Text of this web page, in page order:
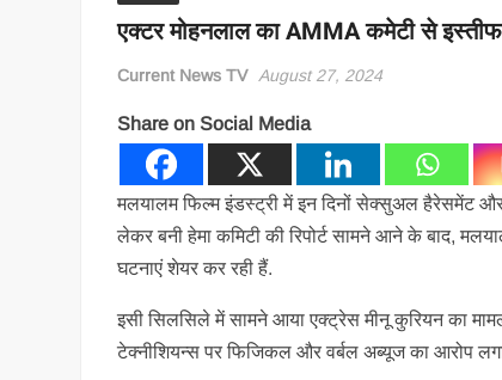
एक्टर मोहनलाल का AMMA कमेटी से
Current News TV August 27, 2024
Share on Social Media
मलयालम फिल्म इंडस्ट्री में इन दिनों सेक्सुअल हैरेसमेंट
लेकर बनी हेमा कमिटी की रिपोर्ट सामने आने के बाद,
घटनाएं शेयर कर रही हैं.
इसी सिलसिले में सामने आया एक्ट्रेस मीनू कुरियन का
टेक्नीशियन्स पर फिजिकल और वर्बल अब्यूज का आरोप